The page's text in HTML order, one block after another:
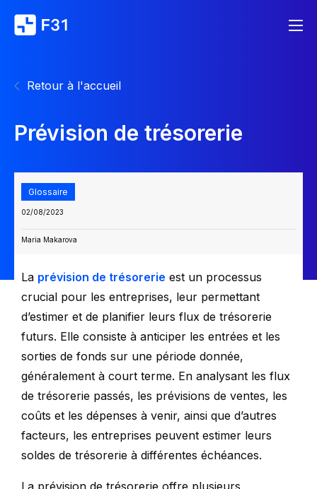
Retour à l'accueil
Prévision de trésorerie
Glossaire
02/08/2023
Maria Makarova
La prévision de trésorerie est un processus
crucial pour les entreprises, leur permettant
d’estimer et de planifier leurs flux de trésorerie
futurs. Elle consiste à anticiper les entrées et les
sorties de fonds sur une période donnée,
généralement à court terme. En analysant les flux
de trésorerie passés, les prévisions de ventes, les
coûts et les dépenses à venir, ainsi que d’autres
facteurs, les entreprises peuvent estimer leurs
soldes de trésorerie à différentes échéances.
La prévision de trésorerie offre plusieurs